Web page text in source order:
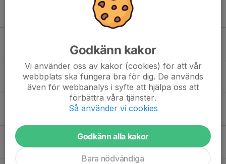
3:e återkommaren till Företagshockeyn
0
26 feb, 16:10 0
26 feb, 15:08 0
Företagshockey 2026
På lördag är det Företagshockey igen
27 mar 2025 0
Godkänn kakor
Vi använder oss av kakor (cookies) för att vår
webbplats ska fungera bra för dig. De används
även för webbanalys i syfte att hjälpa oss att
förbättra våra tjänster.
Så använder vi cookies
Godkänn alla kakor
Bara nödvändiga